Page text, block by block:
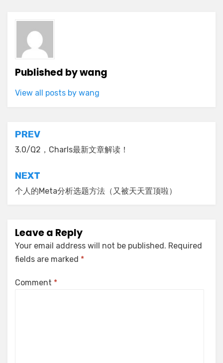
Published bywang
View all posts by wang
Post
navigation
PREV
3.0/Q2，Charls最新文章解读！
NEXT
个人的Meta分析选题方法（又被天天置顶啦）
Leave a Reply
Your email address will not be published. Required
fields are marked *
Comment *